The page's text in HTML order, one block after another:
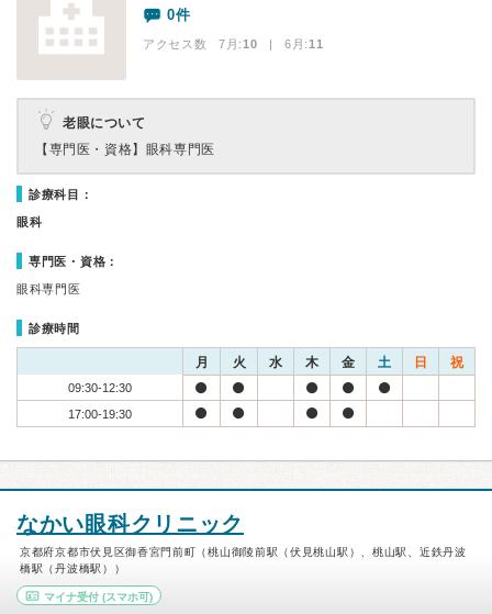
0件
アクセス数 7月:10 | 6月:11
老眼について
【専門医・資格】 眼科専門医
診療科目：
眼科
専門医・資格：
眼科専門医
診療時間
月 火 水 木 金 土 日 祝
09:30-12:30
17:00-19:30
なかい眼科クリニック
京都府京都市伏見区御香宮門前町（桃山御陵前駅（伏見桃山駅）、桃山駅、近鉄丹波
橋駅（丹波橋駅））
マイナ受付 (スマホ可)